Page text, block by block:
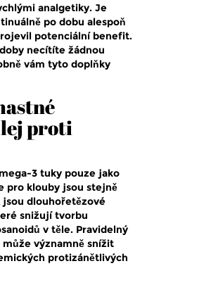
analgetiky. Je
po dobu alespoň
potenciální benefit.
necítíte žádnou
vám tyto doplňky
proti
3 tuky pouze jako
pro klouby jsou stejně
jsou dlouhořetězové
snižují tvorbu
v těle. Pravidelný
významně snížit
protizánětlivých